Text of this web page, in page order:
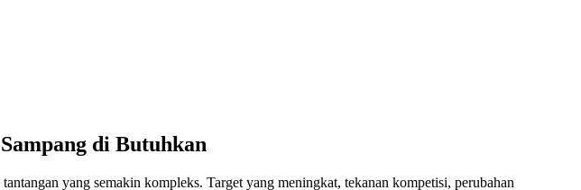
di Butuhkan
yang semakin kompleks. Target yang meningkat, tekanan kompetisi, perubahan